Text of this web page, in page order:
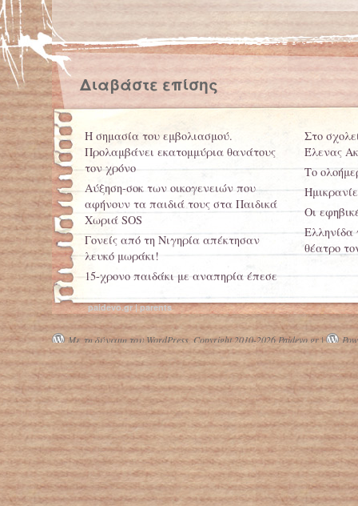
Διαβάστε επίσης
H σημασία του εμβολιασμού.
Προλαμβάνει εκατομμύρια θανάτους
τον χρόνο
Αύξηση-σοκ των οικογενειών που
αφήνουν τα παιδιά τους στα Παιδικά
Χωριά SOS
Γονείς από τη Νιγηρία απέκτησαν
λευκό μωράκι!
15-χρονο παιδάκι με αναπηρία έπεσε
«προσγειώθηκε»… στα χέρια
περαστικών!
Εντείνεται το φαινόμενο αναδοχής
παιδιών
Στο
Έλενας
Το
Οι
Ελληνίδα
θέατρο
paidevo.gr | parents
Με τη δύναμη του WordPress. Copyright 2010-2026 Paidevo.gr |